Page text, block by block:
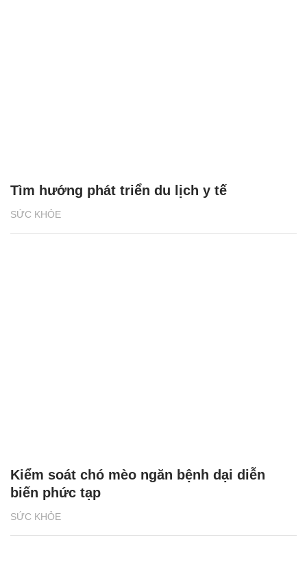
SỨC KHỎE
Tìm hướng phát triển du lịch y tế
SỨC KHỎE
Kiểm soát chó mèo ngăn bệnh dại diễn
biến phức tạp